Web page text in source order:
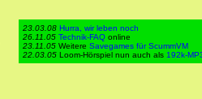
23.03.08 Hurra, wir leben noch
26.11.05 Technik-FAQ online
23.11.05 Weitere Savegames für ScummVM
22.03.05 Loom-Hörspiel nun auch als 192k-